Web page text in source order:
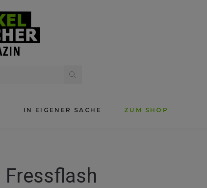
IN EIGENER SACHE ZUM SHOP
Fressflash